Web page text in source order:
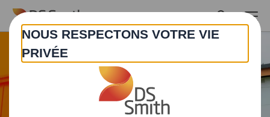
Skip to main content